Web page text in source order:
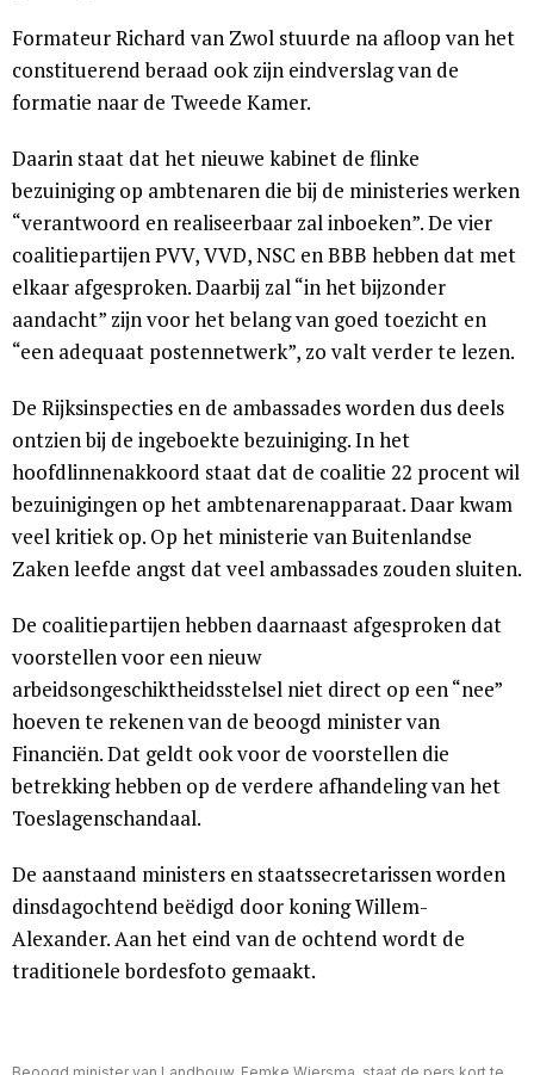
Formateur Richard van Zwol stuurde na afloop van het
constituerend beraad ook zijn eindverslag van de
formatie naar de Tweede Kamer.
Daarin staat dat het nieuwe kabinet de flinke
bezuiniging op ambtenaren die bij de ministeries werken
“verantwoord en realiseerbaar zal inboeken”. De vier
coalitiepartijen PVV, VVD, NSC en BBB hebben dat met
elkaar afgesproken. Daarbij zal “in het bijzonder
aandacht” zijn voor het belang van goed toezicht en
“een adequaat postennetwerk”, zo valt verder te lezen.
De Rijksinspecties en de ambassades worden dus deels
ontzien bij de ingeboekte bezuiniging. In het
hoofdlinnenakkoord staat dat de coalitie 22 procent wil
bezuinigingen op het ambtenarenapparaat. Daar kwam
veel kritiek op. Op het ministerie van Buitenlandse
Zaken leefde angst dat veel ambassades zouden sluiten.
De coalitiepartijen hebben daarnaast afgesproken dat
voorstellen voor een nieuw
arbeidsongeschiktheidsstelsel niet direct op een “nee”
hoeven te rekenen van de beoogd minister van
Financiën. Dat geldt ook voor de voorstellen die
betrekking hebben op de verdere afhandeling van het
Toeslagenschandaal.
De aanstaand ministers en staatssecretarissen worden
dinsdagochtend beëdigd door koning Willem-
Alexander. Aan het eind van de ochtend wordt de
traditionele bordesfoto gemaakt.